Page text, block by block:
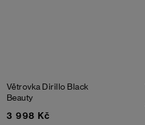
Větrovka Dirillo Black
Beauty
3 998 Kč